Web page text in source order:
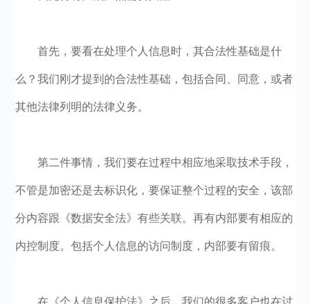
首先，要看在处理个人信息时，其合法性基础是什
么？我们刚才提到的合法性基础，包括合同、同意，或者
其他法律列明的法律义务。
第二件事情，我们要在过程中相应地采取技术手段，
不管是加密还是去标识化，要保证整个过程的安全，该部
分内容跟《数据安全法》有些关联。再有内部要有相应的
内控制度。包括个人信息的访问制度，内部要有留痕。
在《个人信息保护法》之后，我们的很多客户也在讨